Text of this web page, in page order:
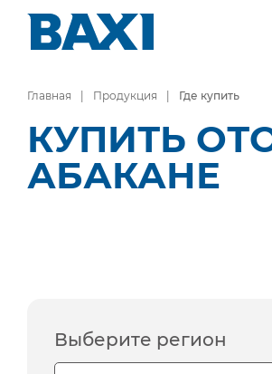
Главная Продукция Где купить
КУПИТЬ
АБАКАНЕ
Выберите регион